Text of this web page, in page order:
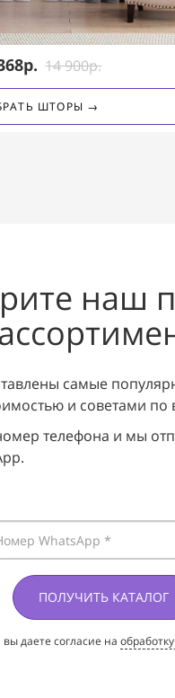
14 900р.
ШТОРЫ →
наш
самые
и советами по
телефона и мы
ПОЛУЧИТЬ КАТАЛОГ
даете согласие на